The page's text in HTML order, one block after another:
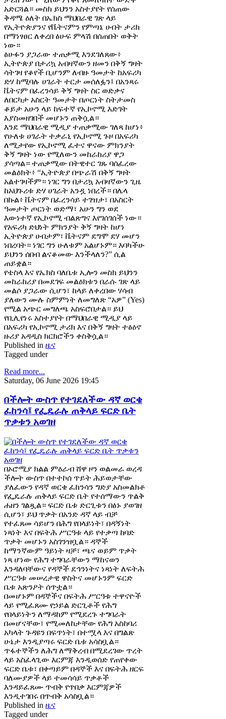
አድርጓል። መስክ ይህንን አስተያየት የሰጠው
ቅዳሜ ዕለት በኤክስ ማህበራዊ ገጽ ላይ
የኢትዮጵያንና የቬትናምን የምጣኔ ሀብት ታሪክ
በማነፃፀር ለቀረበ ፅሁፍ ምላሽ በሰጠበት ወቅት
ነው።
ፅሁፉን ያጋራው ተጠቃሚ እንደገለጸው፥
ኢትዮጵያ በታሪኳ አብዛኛውን ዘመን በቅኝ ግዛት
ሳትገዛ የቆየች ቢሆንም ለብዙ ዓመታት ከአፍሪካ
ድሃ ከሚባሉ ሀገራት ተርታ መሰለፏን፤ በአንጻሩ
ቬትናም በፈረንሳይ ቅኝ ግዛት ስር ወድቃና
ለበርካታ አስርት ዓመታት በጦርነት ስትታመስ
ቆይታ አሁን ላይ ከፍተኛ የኢኮኖሚ እድገት
እያስመዘገበች መሆኑን ጠቅሷል።
እንደ ማህበራዊ ሚዲያ ተጠቃሚው ገለጻ ከሆነ፥
የሁለቱ ሀገራት ተቃራኒ የኢኮኖሚ ጉዞ በአፍሪካ
ለሚታየው የኢኮኖሚ ፈተና ዋናው ምክንያት
ቅኝ ግዛት ነው የሚለውን መከራከሪያ ዋጋ
ያሳጣል። ተጠቃሚው በትዊተር ገጹ ባሰፈረው
መልዕክት፥ “ኢትዮጵያ በጭራሽ በቅኝ ግዛት
አልተገዛችም። ነገር ግን በታሪኳ አብዛኛውን ጊዜ
ከአህጉሪቱ ድሃ ሀገራት አንዷ ነበረች። በሌላ
በኩል፥ ቬትናም በፈረንሳይ ተገዝታ፣ በአስርት
ዓመታት ጦርነት ወድማ፣ አሁን ግን ወደ
እውነተኛ የኢኮኖሚ ብልጽግና እየገሰገሰች ነው።
የአፍሪካ ድህነት ምክንያት ቅኝ ግዛት ከሆነ
ኢትዮጵያ ሀብታም፣ ቬትናም ደግሞ ደሃ መሆን
ነበረባት። ነገር ግን ሁለቱም አልሆኑም። እባካችሁ
ይህንን ሰበብ ልናቆመው እንችላለን?” ሲል
ጠይቋል።
የቴስላ እና የኤክስ ባለቤቱ ኢሎን መስክ ይህንን
መከራከሪያ በመደገፍ መልዕክቱን በራሱ ገጽ ላይ
መልሶ ያጋራው ሲሆን፣ ከላይ ለቀረበው ሃሳብ
ያለውን ሙሉ ስምምነት ለመግለጽ “አዎ” (Yes)
የሚል አጭር መግለጫ አስፍሮበታል። ይህ
የቢሊየነሩ አስተያየት በማህበራዊ ሚዲያ ላይ
በአፍሪካ የኢኮኖሚ ታሪክ እና በቅኝ ግዛት ተፅዕኖ
ዙሪያ አዳዲስ ክርክሮችን ቀስቅሷል።
Published in ዜና
Tagged under
Read more...
Saturday, 06 June 2026 19:45
በችሎት ውስጥ የተገደለችው ዳኛ ወርቄ
ፈከንሳ፤ የፌዴራሉ ጠቅላይ ፍርድ ቤት
ጥቃቱን አወገዘ
በኦሮሚያ ክልል ምዕራብ ሸዋ ዞን ወልመራ ወረዳ
ችሎት ውስጥ በተተኮሰ ጥይት ሕይወታቸው
ያለፈውን የዳኛ ወርቄ ፈከንሳን ግድያ አስመልክቶ
የፌዴራሉ ጠቅላይ ፍርድ ቤት የተሰማውን ጥልቅ
ሐዘን ገልጿል። ፍርድ ቤቱ ድርጊቱን በፅኑ ያወገዘ
ሲሆን፣ ይህ ጥቃት በአንድ ዳኛ ላይ ብቻ
የተፈጸመ ሳይሆን በሕግ የበላይነት፣ በዳኝነት
ነጻነት እና በፍትሕ ሥርዓቱ ላይ የተቃጣ ከባድ
ጥቃት መሆኑን አስገንዝቧል። ዳኞች
ከማንኛውም ዓይነት ዛቻ፣ ጫና ወይም ጥቃት
ነጻ ሆነው የሕግ ተግባራቸውን ማከናወን
እንዳለባቸውና የዳኞች ደኅንነትና ነጻነት ለፍትሕ
ሥርዓቱ መሠረታዊ ዋስትና መሆኑንም ፍርድ
ቤቱ አጽንዖት ሰጥቷል።
በመሆኑም በዳኞችና በፍትሕ ሥርዓቱ ተዋናዮች
ላይ የሚፈጸሙ የኃይል ድርጊቶች የሕግ
የበላይነትን ለማዳከም የሚደረጉ ተግባራት
በመሆናቸው፣ የሚመለከታቸው የሕግ አስከባሪ
አካላት ጉዳዩን በፍጥነት፣ በተሟላ እና በግልጽ
ሁኔታ እንዲያጣሩ ፍርድ ቤቱ አሳስቧል።
ጥፋተኞችን ለሕግ ለማቅረብ በሚደረገው ጥረት
ላይ አስፈላጊው እርምጃ እንዲወሰድ የጠየቀው
ፍርድ ቤቱ፣ በቀጣይም በዳኞች እና በፍትሕ ዘርፍ
ባለሙያዎች ላይ ተመሳሳይ ጥቃቶች
እንዳይፈጸሙ ጥብቅ የጥበቃ እርምጃዎች
እንዲተገበሩ በጥብቅ አሳስቧል።
Published in ዜና
Tagged under